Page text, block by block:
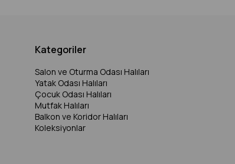
Kategoriler
Salon ve Oturma Odası Halıları
Yatak Odası Halıları
Çocuk Odası Halıları
Mutfak Halıları
Balkon ve Koridor Halıları
Koleksiyonlar